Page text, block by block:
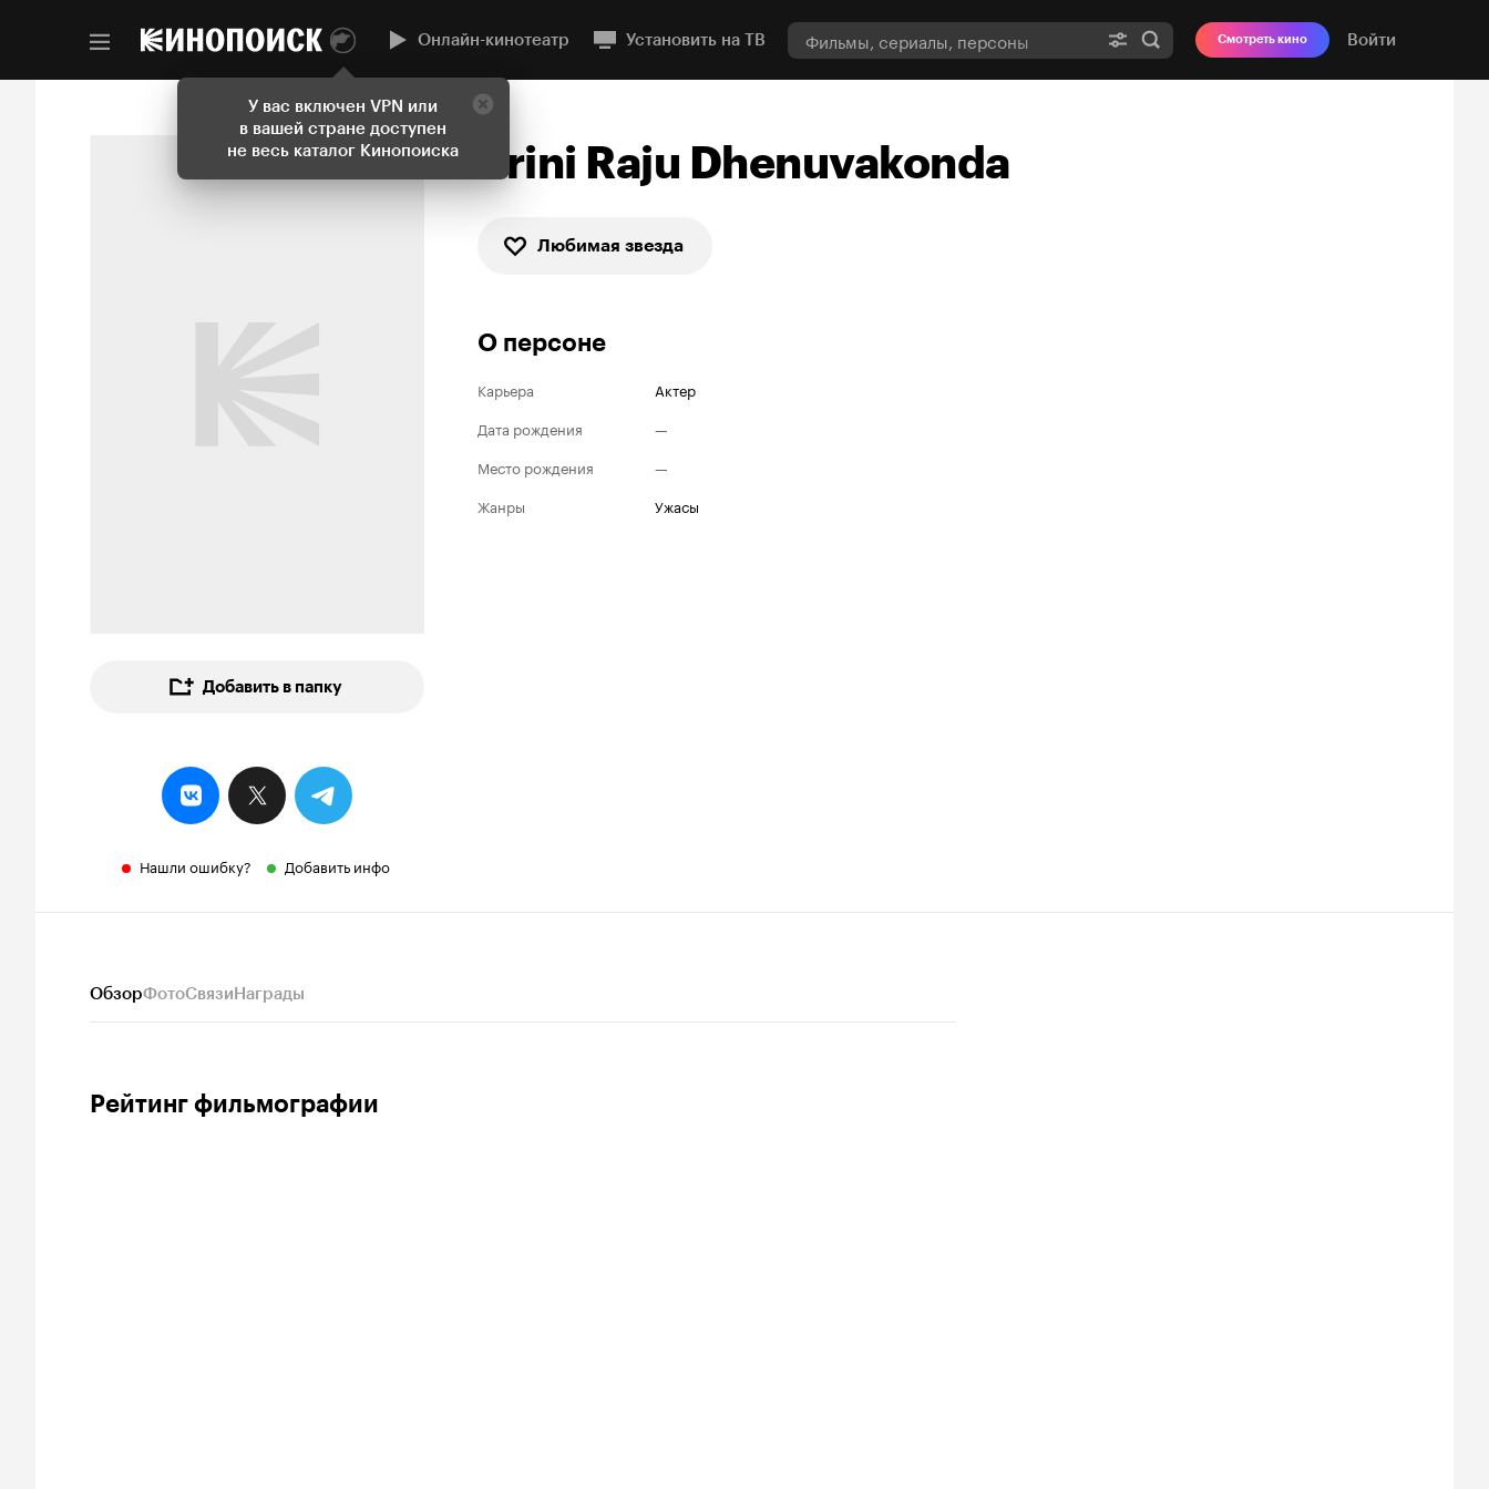
У вас включен VPN или
в вашей стране доступен
не весь каталог Кинопоиска
Онлайн-кинотеатр Установить на ТВ Смотреть кино Войти
Добавить в папку
Нашли ошибку? Добавить инфо
Srini Raju Dhenuvakonda
Любимая звезда
О персоне
Карьера
Актер
Дата рождения
—
Место рождения
—
Жанры
ужасы
ОбзорФотоСвязиНаграды
Рейтинг фильмографии